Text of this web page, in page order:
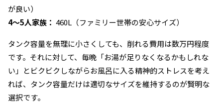
が良い）
4〜5人家族： 460L（ファミリー世帯の安心サイズ）
タンク容量を無理に小さくしても、削れる費用は数万円程度
です。それに対して、毎晩「お湯が足りなくなるかもしれな
い」とビクビクしながらお風呂に入る精神的ストレスを考え
れば、タンク容量だけは適切なサイズを維持するのが賢明な
選択です。